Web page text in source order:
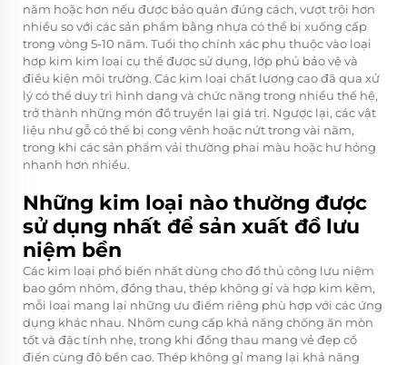
năm hoặc hơn nếu được bảo quản đúng cách, vượt trội hơn
nhiều so với các sản phẩm bằng nhựa có thể bị xuống cấp
trong vòng 5-10 năm. Tuổi thọ chính xác phụ thuộc vào loại
hợp kim kim loại cụ thể được sử dụng, lớp phủ bảo vệ và
điều kiện môi trường. Các kim loại chất lượng cao đã qua xử
lý có thể duy trì hình dạng và chức năng trong nhiều thế hệ,
trở thành những món đồ truyền lại giá trị. Ngược lại, các vật
liệu như gỗ có thể bị cong vênh hoặc nứt trong vài năm,
trong khi các sản phẩm vải thường phai màu hoặc hư hỏng
nhanh hơn nhiều.
Những kim loại nào thường được
sử dụng nhất để sản xuất đồ lưu
niệm bền
Các kim loại phổ biến nhất dùng cho đồ thủ công lưu niệm
bao gồm nhôm, đồng thau, thép không gỉ và hợp kim kẽm,
mỗi loại mang lại những ưu điểm riêng phù hợp với các ứng
dụng khác nhau. Nhôm cung cấp khả năng chống ăn mòn
tốt và đặc tính nhẹ, trong khi đồng thau mang vẻ đẹp cổ
điển cùng độ bền cao. Thép không gỉ mang lại khả năng